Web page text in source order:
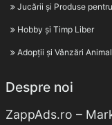
Jucării și Produse
Hobby și Timp Liber
Adopții și Vânzări
Despre noi
ZappAds.ro –